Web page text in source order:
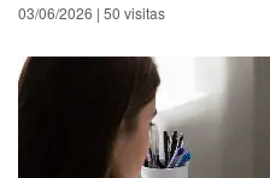
03/06/2026 | 50 visitas